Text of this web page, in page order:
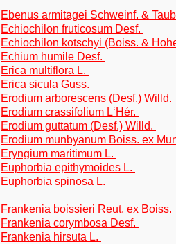
Ebenus armitagei Schweinf. &
Echiochilon fruticosum Desf.
Echiochilon kotschyi (Boiss. &
Echium humile Desf.
Erica multiflora L.
Erica sicula Guss.
Erodium arborescens (Desf.) Willd.
Erodium crassifolium L‘Hér.
Erodium guttatum (Desf.) Willd.
Erodium munbyanum Boiss. ex
Eryngium maritimum L.
Euphorbia epithymoides L.
Euphorbia spinosa L.
Frankenia boissieri Reut. ex Boiss.
Frankenia corymbosa Desf.
Frankenia hirsuta L.